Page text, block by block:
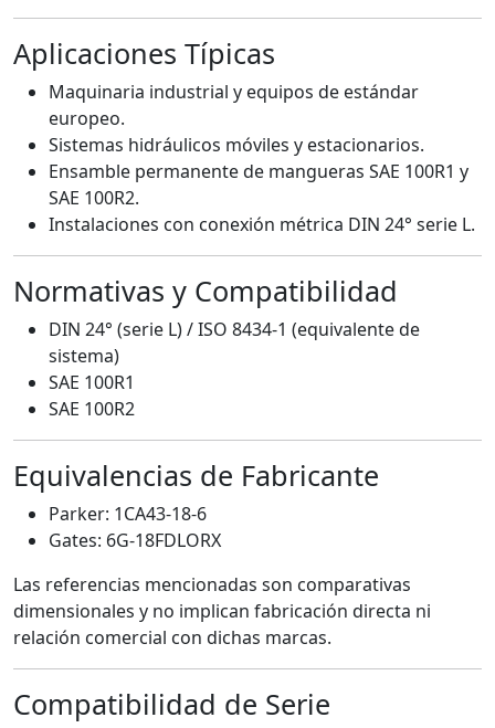
Aplicaciones Típicas
Maquinaria industrial y equipos de estándar
europeo.
Sistemas hidráulicos móviles y estacionarios.
Ensamble permanente de mangueras SAE 100R1 y
SAE 100R2.
Instalaciones con conexión métrica DIN 24° serie L.
Normativas y Compatibilidad
DIN 24° (serie L) / ISO 8434-1 (equivalente de
sistema)
SAE 100R1
SAE 100R2
Equivalencias de Fabricante
Parker: 1CA43-18-6
Gates: 6G-18FDLORX
Las referencias mencionadas son comparativas
dimensionales y no implican fabricación directa ni
relación comercial con dichas marcas.
Compatibilidad de Serie